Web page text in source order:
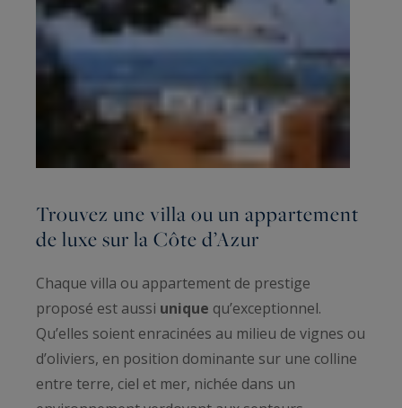
Trouvez une villa ou un appartement
de luxe sur la Côte d’Azur
Chaque villa ou appartement de prestige
proposé est aussi unique qu’exceptionnel.
Qu’elles soient enracinées au milieu de vignes ou
d’oliviers, en position dominante sur une colline
entre terre, ciel et mer, nichée dans un